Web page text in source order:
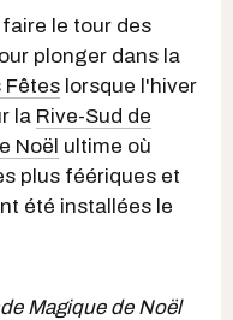
le tour des
plonger dans la
Fêtes lorsque l'hiver
la Rive-Sud de
Noël ultime où
plus féériques et
été installées le
Magique de Noël